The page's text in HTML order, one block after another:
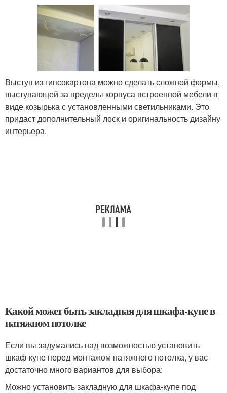
Выступ из гипсокартона можно сделать сложной формы,
выступающей за пределы корпуса встроенной мебели в
виде козырька с установленными светильниками. Это
придаст дополнительный лоск и оригинальность дизайну
интерьера.
Какой может быть закладная для шкафа-купе в
натяжном потолке
Если вы задумались над возможностью установить
шкаф-купе перед монтажом натяжного потолка, у вас
достаточно много вариантов для выбора:
Можно установить закладную для шкафа-купе под